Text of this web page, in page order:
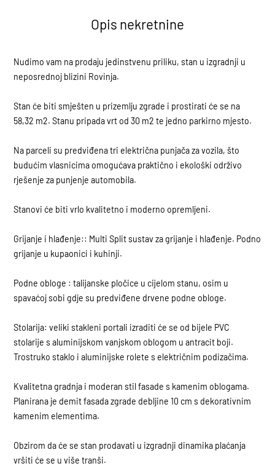
Opis nekretnine
Nudimo vam na prodaju jedinstvenu priliku, stan u izgradnji u
neposrednoj blizini Rovinja.
Stan će biti smješten u prizemlju zgrade i prostirati će se na
58,32 m2. Stanu pripada vrt od 30 m2 te jedno parkirno mjesto.
Na parceli su predviđena tri električna punjača za vozila, što
budućim vlasnicima omogućava praktično i ekološki održivo
rješenje za punjenje automobila.
Stanovi će biti vrlo kvalitetno i moderno opremljeni.
Grijanje i hlađenje:: Multi Split sustav za grijanje i hlađenje. Podno
grijanje u kupaonici i kuhinji.
Podne obloge : talijanske pločice u cijelom stanu, osim u
spavaćoj sobi gdje su predviđene drvene podne obloge.
Stolarija: veliki stakleni portali izraditi će se od bijele PVC
stolarije s aluminijskom vanjskom oblogom u antracit boji.
Trostruko staklo i aluminijske rolete s električnim podizačima.
Kvalitetna gradnja i moderan stil fasade s kamenim oblogama.
Planirana je demit fasada zgrade debljine 10 cm s dekorativnim
kamenim elementima.
Obzirom da će se stan prodavati u izgradnji dinamika plaćanja
vršiti će se u više tranši.